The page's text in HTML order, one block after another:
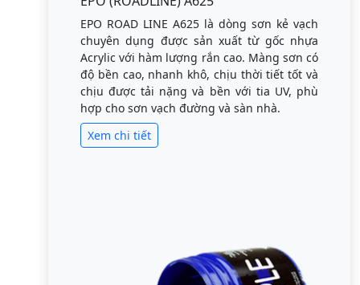
EPO ROAD LINE A625 là dòng sơn kẻ vạch
chuyên dụng được sản xuất từ gốc nhựa
Acrylic với hàm lượng rắn cao. Màng sơn có
độ bền cao, nhanh khô, chịu thời tiết tốt và
chịu được tải nặng và bền với tia UV, phù
hợp cho sơn vạch đường và sàn nhà.
Xem chi tiết